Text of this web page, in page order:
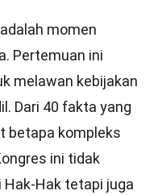
momen
Pertemuan ini
melawan kebijakan
Dari 40 fakta yang
betapa kompleks
ini tidak
Hak-Hak tetapi juga